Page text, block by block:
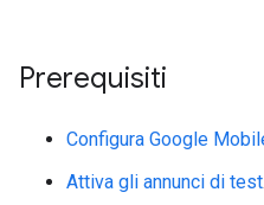
Prerequisiti
Configura Google
Attiva gli annunci di test.